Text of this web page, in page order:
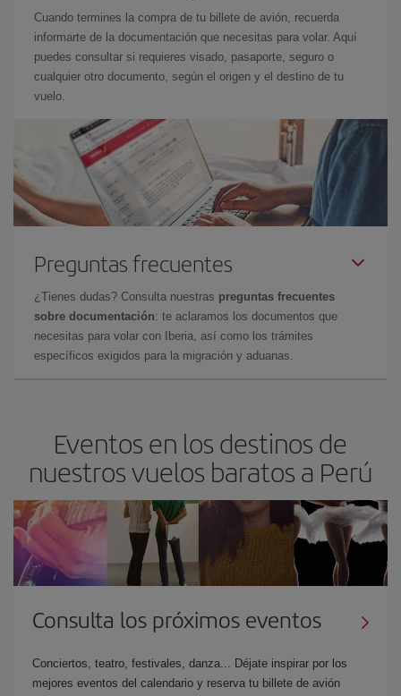
Cuando termines la compra de tu billete de avión, recuerda
informarte de la documentación que necesitas para volar. Aquí
puedes consultar si requieres visado, pasaporte, seguro o
cualquier otro documento, según el origen y el destino de tu
vuelo.
Preguntas frecuentes
¿Tienes dudas? Consulta nuestras preguntas frecuentes
sobre documentación: te aclaramos los documentos que
necesitas para volar con Iberia, así como los trámites
específicos exigidos para la migración y aduanas.
Eventos en los destinos de
nuestros vuelos baratos a Perú
Consulta los próximos eventos
Conciertos, teatro, festivales, danza... Déjate inspirar por los
mejores eventos del calendario y reserva tu billete de avión